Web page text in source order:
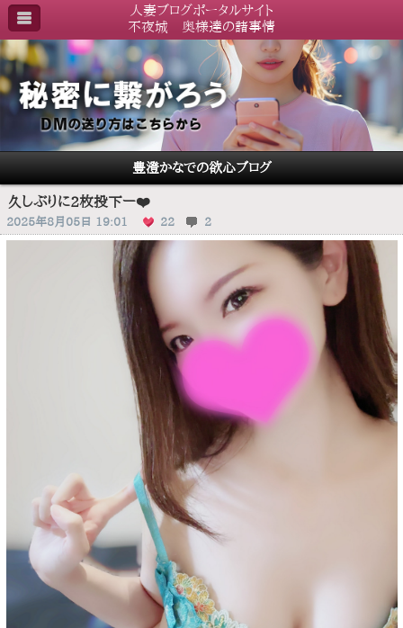
人妻ブログポータルサイト
不夜城 奥様達の諸事情
豊澄かなでの欲心ブログ
久しぶりに2枚投下ー❤️
2025年8月05日 19:01 22 2